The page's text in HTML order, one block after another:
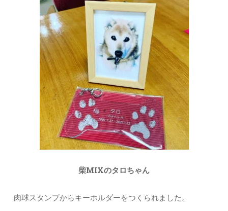
柴MIXのタロちゃん
肉球スタンプからキーホルダーをつくられました。